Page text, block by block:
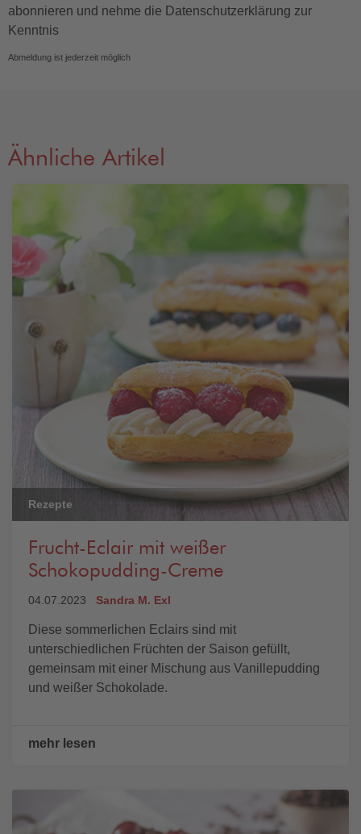
abonnieren und nehme die Datenschutzerklärung zur
Kenntnis
Abmeldung ist jederzeit möglich
Ähnliche Artikel
Rezepte
Frucht-Eclair mit weißer
Schokopudding-Creme
04.07.2023 Sandra M. Exl
Diese sommerlichen Eclairs sind mit
unterschiedlichen Früchten der Saison gefüllt,
gemeinsam mit einer Mischung aus Vanillepudding
und weißer Schokolade.
mehr lesen